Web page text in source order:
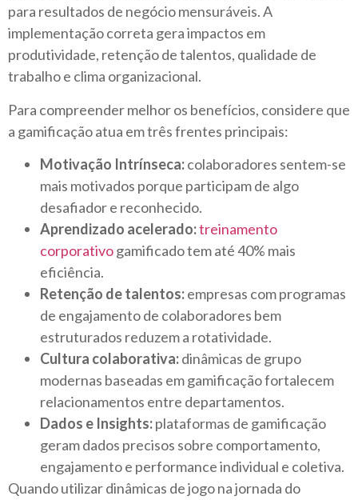
para resultados de negócio mensuráveis. A
implementação correta gera impactos em
produtividade, retenção de talentos, qualidade de
trabalho e clima organizacional.
Para compreender melhor os benefícios, considere que
a gamificação atua em três frentes principais:
Motivação Intrínseca:colaboradores sentem-se
mais motivados porque participam de algo
desafiador e reconhecido.
Aprendizado acelerado:treinamento
corporativogamificado tem até 40% mais
eficiência.
Retenção de talentos:empresas com programas
de engajamento de colaboradores bem
estruturados reduzem a rotatividade.
Cultura colaborativa:dinâmicas de grupo
modernas baseadas em gamificação fortalecem
relacionamentos entre departamentos.
Dados e Insights:plataformas de gamificação
geram dados precisos sobre comportamento,
engajamento e performance individual e coletiva.
Quando utilizar dinâmicas de jogo na jornada do